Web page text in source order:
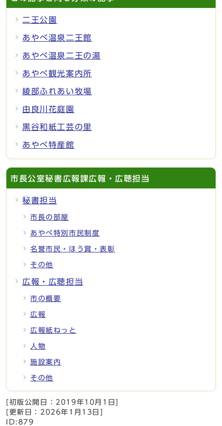
二王公園
あやべ温泉二王館
あやべ温泉二王の湯
あやべ観光案内所
綾部ふれあい牧場
由良川花庭園
黒谷和紙工芸の里
あやべ特産館
市長公室秘書広報課広報・広聴担当
秘書担当
市長の部屋
あやべ特別市民制度
名誉市民・ほう賞・表彰
その他
広報・広聴担当
市の概要
広報
広報紙ねっと
人物
施設案内
その他
[初版公開日： 2019年10月1日]
[更新日： 2026年1月13日 ]
ID:879